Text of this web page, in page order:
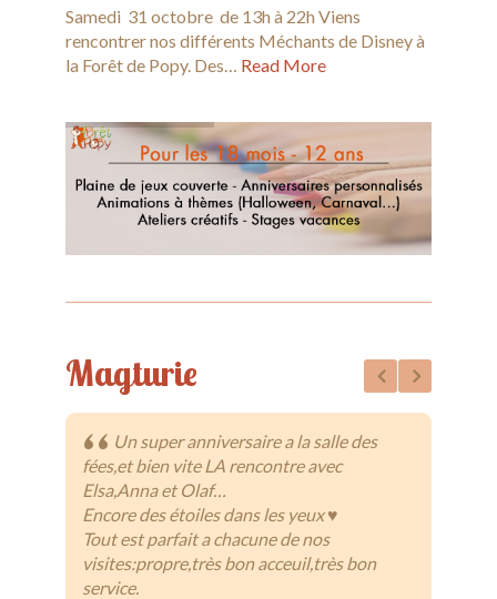
Samedi 31 octobre de 13h à 22h Viens
rencontrer nos différents Méchants de Disney à
la Forêt de Popy. Des… Read More
Magturie
Un super anniversaire a la salle des
fées,et bien vite LA rencontre avec
Elsa,Anna et Olaf…
Encore des étoiles dans les yeux ♥
Tout est parfait a chacune de nos
visites:propre,très bon acceuil,très bon
service.